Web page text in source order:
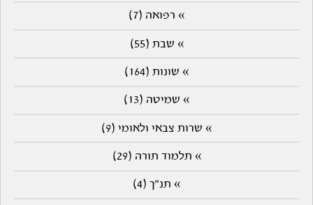
» רפואה (7)
» שבת (55)
» שונות (164)
» שמיטה (13)
» שרות צבאי ולאומי (9)
» תלמוד תורה (29)
» תנ"ך (4)